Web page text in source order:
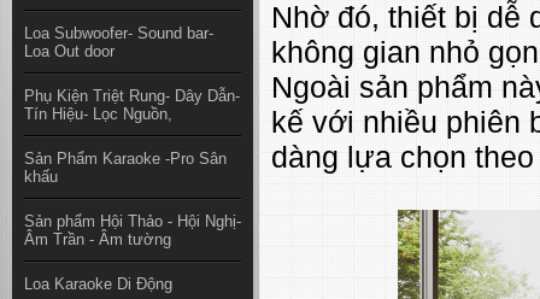
Loa Subwoofer- Sound bar-
Loa Out door
Phụ Kiện Triệt Rung- Dây Dẫn-
Tín Hiệu- Lọc Nguồn,
Sản Phẩm Karaoke -Pro Sân
khấu
Sản phẩm Hội Thảo - Hội Nghị-
Âm Trần - Âm tường
Loa Karaoke Di Động
Nhờ đó, thiết bị dễ
không gian nhỏ
Ngoài sản phẩm
kế với nhiều phiên
dàng lựa chọn